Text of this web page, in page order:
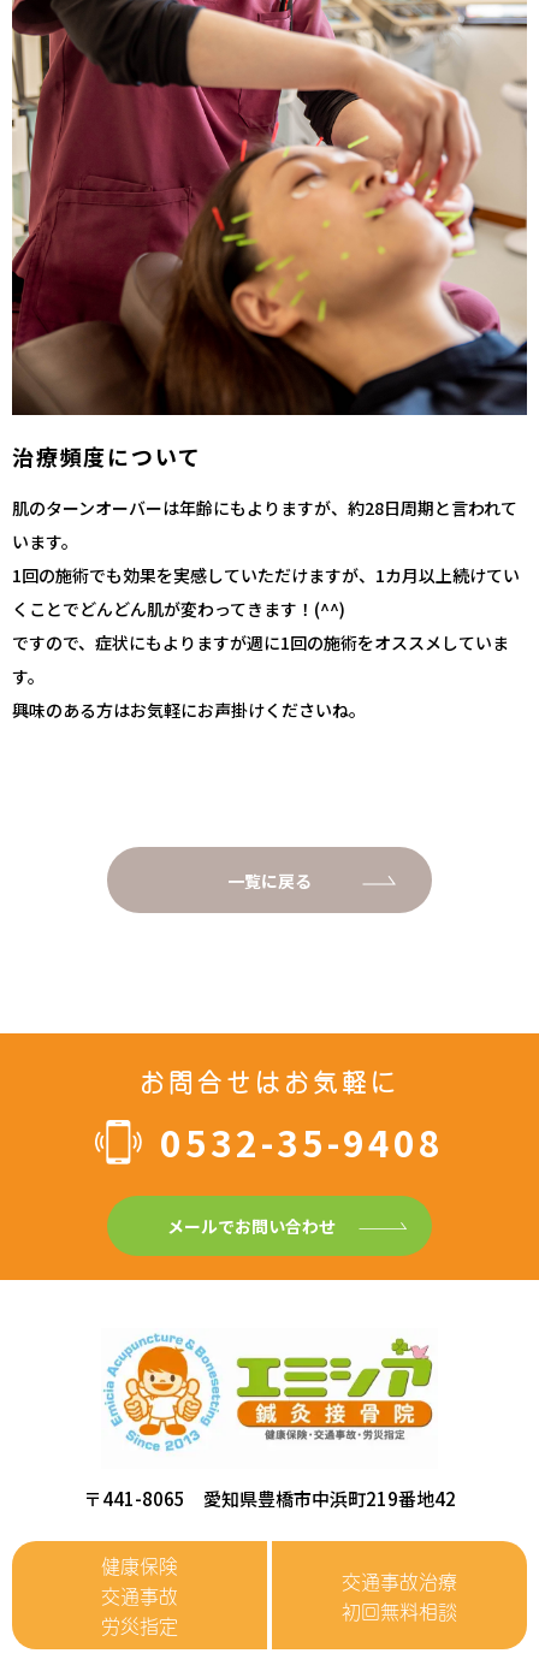
治療頻度について
肌のターンオーバーは年齢にもよりますが、約28日周期と言われて
います。
1回の施術でも効果を実感していただけますが、1カ月以上続けてい
くことでどんどん肌が変わってきます！(^^)
ですので、症状にもよりますが週に1回の施術をオススメしていま
す。
興味のある方はお気軽にお声掛けくださいね。
一覧に戻る
お問合せはお気軽に
0532-35-9408
メールでお問い合わせ
〒441-8065 愛知県豊橋市中浜町219番地42
健康保険
交通事故
労災指定
交通事故治療
初回無料相談